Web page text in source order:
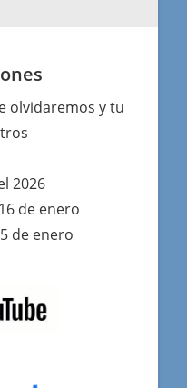
olvidaremos y tu
2026
de enero
de enero